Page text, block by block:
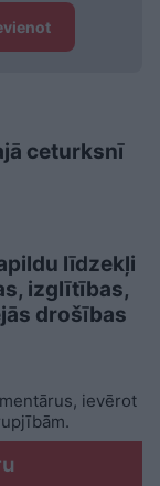
ceturksnī
līdzekļi
izglītības,
drošības
ievērot